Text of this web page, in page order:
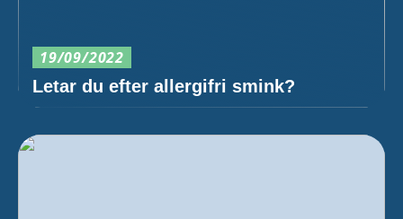
19/09/2022
Letar du efter allergifri smink?